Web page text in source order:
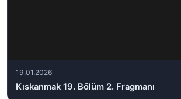
19.01.2026
Kıskanmak 19. Bölüm 2. Fragmanı